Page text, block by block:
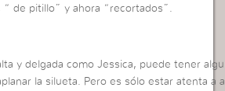
“ de pitillo” y ahora “recortados”.
y delgada como Jessica, puede tener
la silueta. Pero es sólo estar atenta a